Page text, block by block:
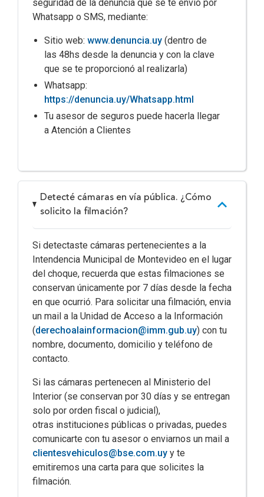
seguridad de la denuncia que se te envió por
Whatsapp o SMS, mediante:
Sitio web: www.denuncia.uy (dentro de
las 48hs desde la denuncia y con la clave
que se te proporcionó al realizarla)
Whatsapp:
https://denuncia.uy/Whatsapp.html
Tu asesor de seguros puede hacerla llegar
a Atención a Clientes
Detecté cámaras en vía pública. ¿Cómo
solicito la filmación?
Si detectaste cámaras pertenecientes a la
Intendencia Municipal de Montevideo en el lugar
del choque, recuerda que estas filmaciones se
conservan únicamente por 7 días desde la fecha
en que ocurrió. Para solicitar una filmación, envia
un mail a la Unidad de Acceso a la Información
(derechoalainformacion@imm.gub.uy) con tu
nombre, documento, domicilio y teléfono de
contacto.
Si las cámaras pertenecen al Ministerio del
Interior (se conservan por 30 días y se entregan
solo por orden fiscal o judicial),
otras instituciones públicas o privadas, puedes
comunicarte con tu asesor o enviarnos un mail a
clientesvehiculos@bse.com.uy y te
emitiremos una carta para que solicites la
filmación.